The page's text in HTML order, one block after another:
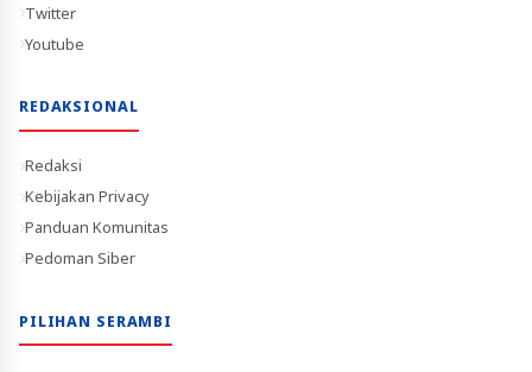
Twitter
Youtube
REDAKSIONAL
Redaksi
Kebijakan Privacy
Panduan Komunitas
Pedoman Siber
PILIHAN SERAMBI